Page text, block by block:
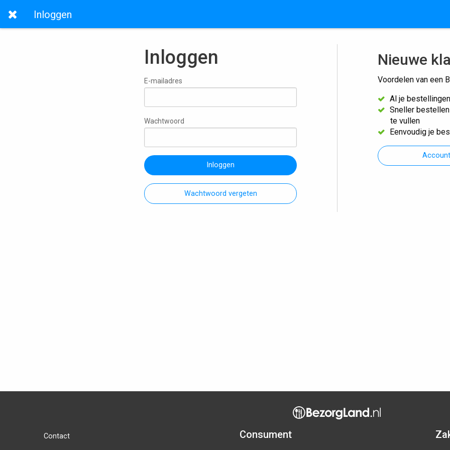
Inloggen
Inloggen
E-mailadres
Wachtwoord
Inloggen
Wachtwoord vergeten
Nieuwe
Voordelen van een
Al je
Sneller
te vullen
Eenvoudig je
Contact Consument